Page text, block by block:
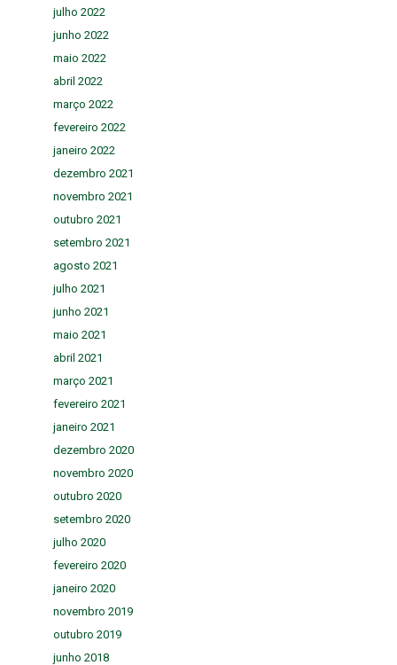
julho 2022
junho 2022
maio 2022
abril 2022
março 2022
fevereiro 2022
janeiro 2022
dezembro 2021
novembro 2021
outubro 2021
setembro 2021
agosto 2021
julho 2021
junho 2021
maio 2021
abril 2021
março 2021
fevereiro 2021
janeiro 2021
dezembro 2020
novembro 2020
outubro 2020
setembro 2020
julho 2020
fevereiro 2020
janeiro 2020
novembro 2019
outubro 2019
junho 2018